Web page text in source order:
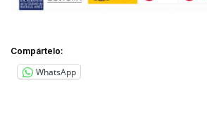
Compártelo:
WhatsApp